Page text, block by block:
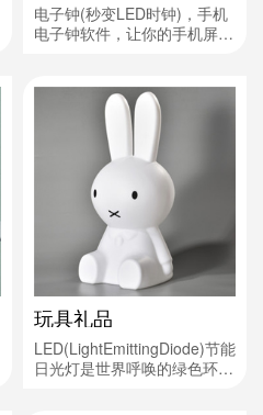
电子钟(秒变LED时钟)，手机
电子钟软件，让你的手机屏幕
间，日期，农历等详细情况，
支持息屏显示效果，支持左面
小组件显示，多种个性搭配任
玩具礼品
LED(LightEmittingDiode)节能
日光灯是世界呼唤的绿色环保